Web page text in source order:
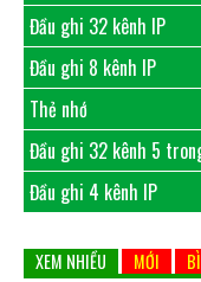
Đầu ghi 32 kênh IP
Đầu ghi 8 kênh IP
Thẻ nhớ
Đầu ghi 32 kênh 5
Đầu ghi 4 kênh IP
XEM NHIỀU MỚI